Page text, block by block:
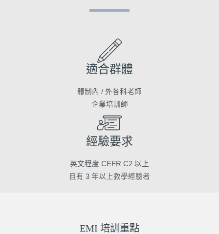
適合群體
體制內 / 外各科老師
企業培訓師
經驗要求
英文程度 CEFR C2 以上
且有 3 年以上教學經驗者
EMI 培訓重點